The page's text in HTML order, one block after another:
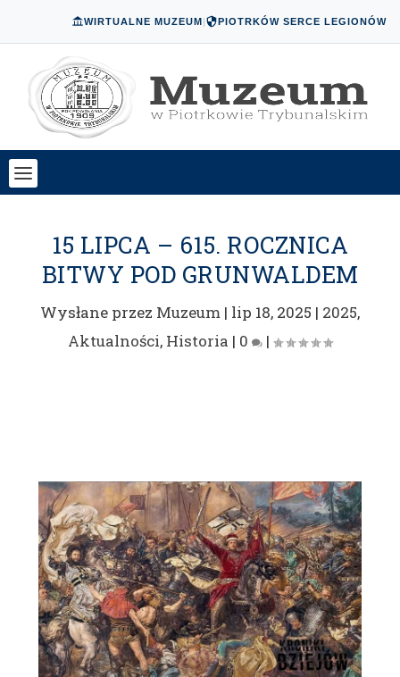
WIRTUALNE MUZEUM| PIOTRKÓW SERCE LEGIONÓW
15 LIPCA – 615. ROCZNICA
BITWY POD GRUNWALDEM
Wysłane przez Muzeum | lip 18, 2025 | 2025,
Aktualności, Historia | 0 |